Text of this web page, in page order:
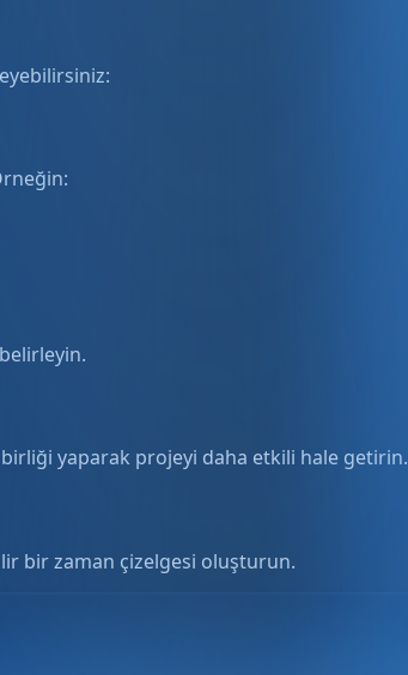
yaparak projeyi daha etkili hale getirin.
bir zaman çizelgesi oluşturun.